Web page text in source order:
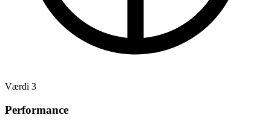
Værdi 3
Performance